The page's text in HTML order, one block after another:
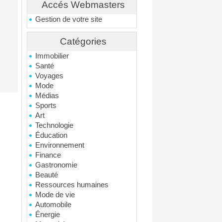
Accés Webmasters
Gestion de votre site
Catégories
Immobilier
Santé
Voyages
Mode
Médias
Sports
Art
Technologie
Éducation
Environnement
Finance
Gastronomie
Beauté
Ressources humaines
Mode de vie
Automobile
Énergie